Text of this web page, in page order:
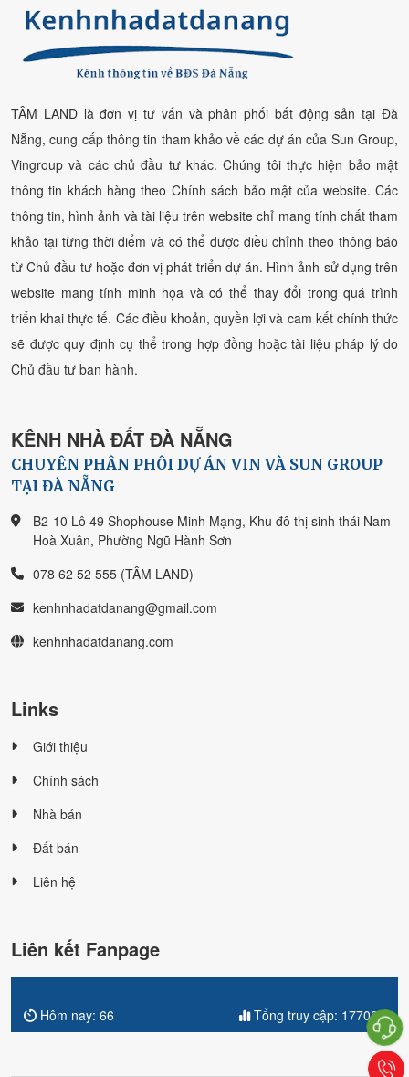
TÂM LAND là đơn vị tư vấn và phân phối bất động sản tại Đà
Nẵng, cung cấp thông tin tham khảo về các dự án của Sun Group,
Vingroup và các chủ đầu tư khác. Chúng tôi thực hiện bảo mật
thông tin khách hàng theo Chính sách bảo mật của website. Các
thông tin, hình ảnh và tài liệu trên website chỉ mang tính chất tham
khảo tại từng thời điểm và có thể được điều chỉnh theo thông báo
từ Chủ đầu tư hoặc đơn vị phát triển dự án. Hình ảnh sử dụng trên
website mang tính minh họa và có thể thay đổi trong quá trình
triển khai thực tế. Các điều khoản, quyền lợi và cam kết chính thức
sẽ được quy định cụ thể trong hợp đồng hoặc tài liệu pháp lý do
Chủ đầu tư ban hành.
KÊNH NHÀ ĐẤT ĐÀ NẴNG
CHUYÊN PHÂN PHÔI DỰ ÁN VIN VÀ SUN GROUP
TẠI ĐÀ NẴNG
B2-10 Lô 49 Shophouse Minh Mạng, Khu đô thị sinh thái Nam
Hoà Xuân, Phường Ngũ Hành Sơn
078 62 52 555 (TÂM LAND)
kenhnhadatdanang@gmail.com
kenhnhadatdanang.com
Links
Giới thiệu
Chính sách
Nhà bán
Đất bán
Liên hệ
Liên kết Fanpage
Hôm nay: 66 Tổng truy cập: 177081